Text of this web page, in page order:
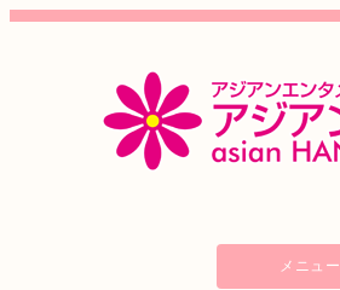
メニュー